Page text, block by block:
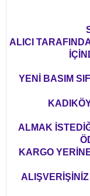
ALICI
YENİ BASIM
ALMAK
KARGO